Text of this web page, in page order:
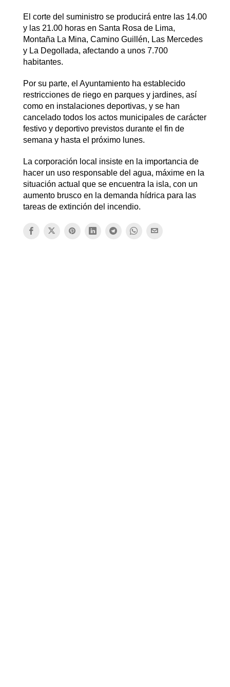
El corte del suministro se producirá entre las 14.00
y las 21.00 horas en Santa Rosa de Lima,
Montaña La Mina, Camino Guillén, Las Mercedes
y La Degollada, afectando a unos 7.700
habitantes.
Por su parte, el Ayuntamiento ha establecido
restricciones de riego en parques y jardines, así
como en instalaciones deportivas, y se han
cancelado todos los actos municipales de carácter
festivo y deportivo previstos durante el fin de
semana y hasta el próximo lunes.
La corporación local insiste en la importancia de
hacer un uso responsable del agua, máxime en la
situación actual que se encuentra la isla, con un
aumento brusco en la demanda hídrica para las
tareas de extinción del incendio.